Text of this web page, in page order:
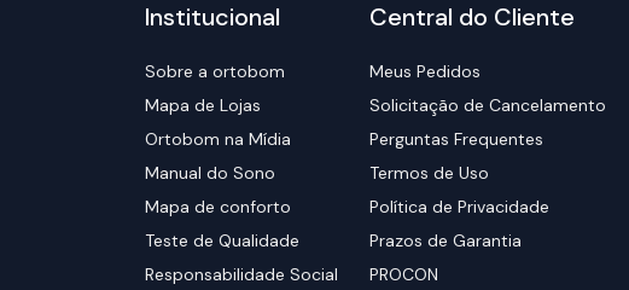
Institucional
Sobre a ortobom
Mapa de Lojas
Ortobom na Mídia
Manual do Sono
Mapa de conforto
Teste de Qualidade
Responsabilidade Social
Central do Cliente
Meus Pedidos
Solicitação de Cancelamento
Perguntas Frequentes
Termos de Uso
Política de Privacidade
Prazos de Garantia
PROCON